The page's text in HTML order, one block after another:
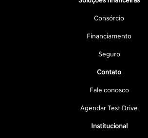
Consórcio
Financiamento
Seguro
Contato
Fale conosco
Agendar Test Drive
Institucional